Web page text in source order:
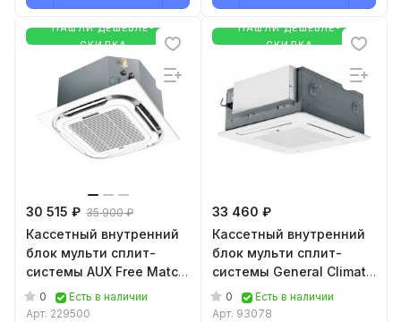
НАШЛИ ДЕШЕВЛЕ-
СКИДКА
30 515 ₽ 35 900 ₽
Кассетный внутренний
блок мульти сплит-
системы AUX Free Match
R32 AMCA-H09/4R2
0
Есть в наличии
Арт. 229500
НАШЛИ ДЕШЕВЛЕ-
СКИДКА
33 460 ₽
Кассетный внутренний
блок мульти сплит-
системы General Climate
Free Multi 1 GC-
ME4С12HRA1(с)
0
Есть в наличии
Арт. 93078